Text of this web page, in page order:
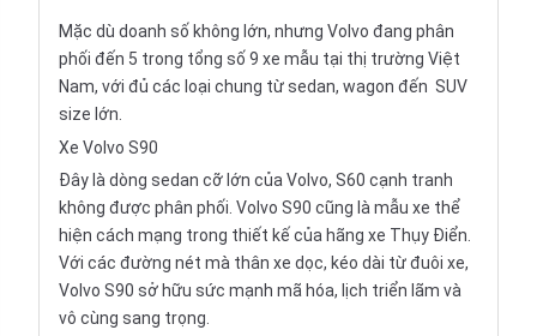
Mặc dù doanh số không lớn, nhưng Volvo đang phân
phối đến 5 trong tổng số 9 xe mẫu tại thị trường Việt
Nam, với đủ các loại chung từ sedan, wagon đến SUV
size lớn.
Xe Volvo S90
Đây là dòng sedan cỡ lớn của Volvo, S60 cạnh tranh
không được phân phối. Volvo S90 cũng là mẫu xe thể
hiện cách mạng trong thiết kế của hãng xe Thụy Điển.
Với các đường nét mà thân xe dọc, kéo dài từ đuôi xe,
Volvo S90 sở hữu sức mạnh mã hóa, lịch triển lãm và
vô cùng sang trọng.